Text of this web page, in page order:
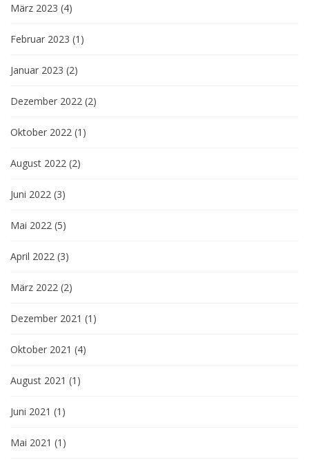
März 2023 (4)
Februar 2023 (1)
Januar 2023 (2)
Dezember 2022 (2)
Oktober 2022 (1)
August 2022 (2)
Juni 2022 (3)
Mai 2022 (5)
April 2022 (3)
März 2022 (2)
Dezember 2021 (1)
Oktober 2021 (4)
August 2021 (1)
Juni 2021 (1)
Mai 2021 (1)